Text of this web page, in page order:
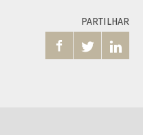
PARTILHAR
  